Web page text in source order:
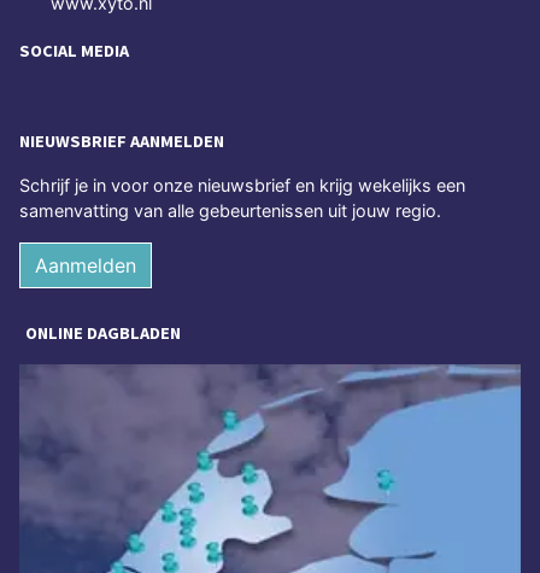
SOCIAL MEDIA
NIEUWSBRIEF AANMELDEN
Schrijf je in voor onze nieuwsbrief en krijg wekelijks een
samenvatting van alle gebeurtenissen uit jouw regio.
Aanmelden
ONLINE DAGBLADEN